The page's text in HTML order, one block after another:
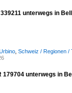
unterwegs in
Schweiz / Regionen /
179704 unterwegs in